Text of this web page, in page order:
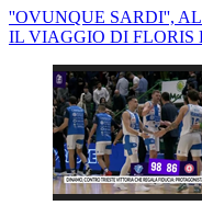
''OVUNQUE SARDI'',
IL VIAGGIO DI FLORIS